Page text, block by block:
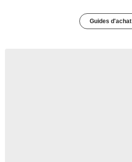
Guides d'achat